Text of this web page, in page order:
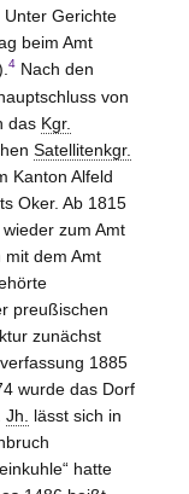
Gerichte
beim Amt
4Nach den
von
das Kgr.
Satellitenkgr.
Kanton Alfeld
Oker. Ab 1815
zum Amt
dem Amt
preußischen
zunächst
1885
wurde das Dorf
Jh.
lässt sich in
hatte